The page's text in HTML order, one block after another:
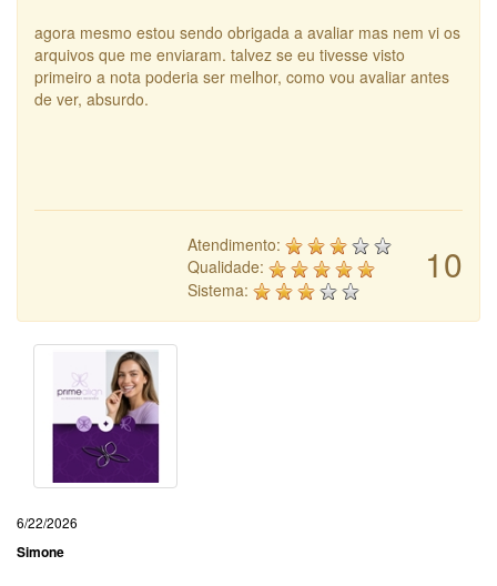
agora mesmo estou sendo obrigada a avaliar mas nem vi os
arquivos que me enviaram. talvez se eu tivesse visto
primeiro a nota poderia ser melhor, como vou avaliar antes
de ver, absurdo.
10
Atendimento:
Qualidade:
Sistema:
6/22/2026
Simone